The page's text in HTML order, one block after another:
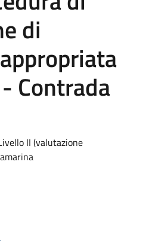
di
Contrada
II (valutazione